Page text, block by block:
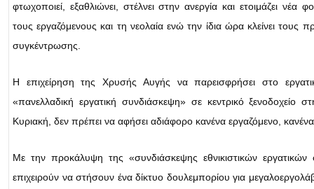
φτωχοποιεί, εξαθλιώνει, στέλνει στην ανεργία και ετοιμάζει νέα
τους εργαζόμενους και τη νεολαία ενώ την ίδια ώρα κλείνει τους
συγκέντρωσης.
Η επιχείρηση της Χρυσής Αυγής να παρεισφρήσει στο
«πανελλαδική εργατική συνδιάσκεψη» σε κεντρικό ξενοδοχείο
Κυριακή, δεν πρέπει να αφήσει αδιάφορο κανένα εργαζόμενο,
Με την προκάλυψη της «συνδιάσκεψης εθνικιστικών
επιχειρούν να στήσουν ένα δίκτυο δουλεμπορίου για